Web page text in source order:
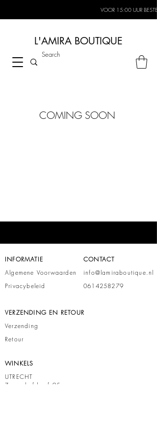
VOOR 15:00 UUR
L'AMIRA BOUTIQUE
COMING SOON
INFORMATIE
Algemene Voorwaarden
Privacybeleid
CONTACT
info@lamiraboutique.nl
0614258279
VERZENDING EN RETOUR
Verzending
Retour
WINKELS
UTRECHT
Zamenhofdreef 95